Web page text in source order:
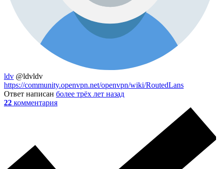
ldv @ldvldv
https://community.openvpn.net/openvpn/wiki/RoutedLans
Ответ написан более трёх лет назад
22 комментария